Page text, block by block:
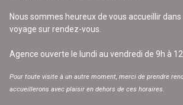
Nous sommes heureux de vous accueillir
voyage sur rendez-vous.
Agence ouverte le lundi au vendredi de 9h à
Pour toute visite à un autre moment, merci de prendre
accueillerons avec plaisir en dehors de ces horaires.